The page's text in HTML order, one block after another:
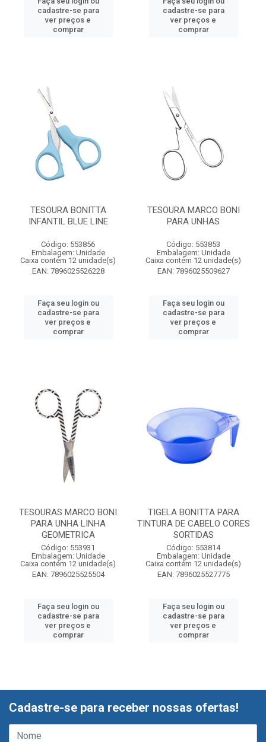
cadastre-se para
ver preços e
comprar
cadastre-se para
ver preços e
comprar
TESOURA BONITTA
INFANTIL BLUE LINE
Código: 553856
Embalagem: Unidade
Caixa contém 12 unidade(s)
EAN: 7896025526228
Faça seu login ou
cadastre-se para
ver preços e
comprar
TESOURA MARCO BONI
PARA UNHAS
Código: 553853
Embalagem: Unidade
Caixa contém 12 unidade(s)
EAN: 7896025509627
Faça seu login ou
cadastre-se para
ver preços e
comprar
TESOURAS MARCO BONI
PARA UNHA LINHA
GEOMETRICA
Código: 553931
Embalagem: Unidade
Caixa contém 12 unidade(s)
EAN: 7896025525504
Faça seu login ou
cadastre-se para
ver preços e
comprar
TIGELA BONITTA PARA
TINTURA DE CABELO CORES
SORTIDAS
Código: 553814
Embalagem: Unidade
Caixa contém 12 unidade(s)
EAN: 7896025527775
Faça seu login ou
cadastre-se para
ver preços e
comprar
Cadastre-se para receber nossas ofertas!